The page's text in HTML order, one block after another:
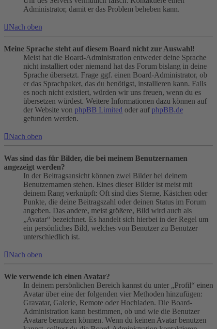
Administrator, damit er das Problem beheben kann.
Nach oben
Meine Sprache steht auf diesem Board nicht zur Auswahl!
Meist hat die Board-Administration entweder deine Sprache
nicht installiert oder niemand hat das Forum bislang in deine
Sprache übersetzt. Frage ggf. einen Board-Administrator, ob
er das Sprachpaket, das du benötigst, installieren kann. Falls
es noch nicht existiert, würden wir uns freuen, wenn du es
übersetzen würdest. Weitere Informationen dazu können auf
der Website von phpBB Limited oder auf phpBB.de
gefunden werden.
Nach oben
Was sind das für Bilder, die bei meinem Benutzernamen
angezeigt werden?
In der Beitragsansicht können zwei Bilder bei deinem
Benutzernamen stehen. Eines dieser Bilder ist meist mit
deinem Rang verknüpft: Oft sind dies Sterne, Kästchen oder
Punkte, die deine Beitragszahl oder deinen Status im Forum
angeben. Das andere, meist größere, Bild wird auch als
„Avatar“ bezeichnet. Es handelt sich hierbei in der Regel um
ein persönliches Bild, welches von Benutzer zu Benutzer
unterschiedlich ist.
Nach oben
Wie verwende ich einen Avatar?
In deinem persönlichen Bereich kannst du unter „Profil“ einen
Avatar über eine der folgenden vier Methoden hinzufügen:
Gravatar, Galerie, Remote oder Hochladen. Die Board-
Administration kann bestimmen, ob und wie die Benutzer
Avatare benutzen können. Wenn du keinen Avatar benutzen